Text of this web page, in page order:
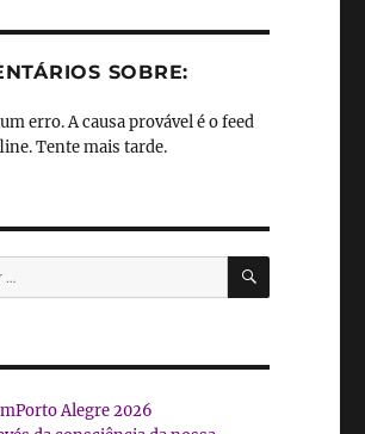
SOBRE:
erro. A causa provável é o feed
Tente mais tarde.
Alegre 2026